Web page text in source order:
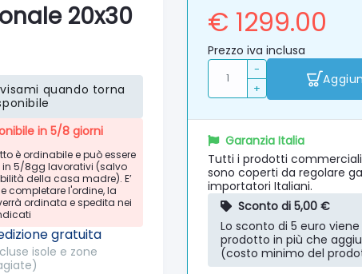
20x30
quando torna
in 5/8 giorni
è ordinabile e può essere
in 5/8gg lavorativi (salvo
della casa madre). E’
completare l'ordine, la
ordinata e spedita nei
gratuita
isole e zone
€ 1299.00
Prezzo iva inclusa
-
+
Garanzia Italia
Tutti i prodotti
sono coperti da regolare
importatori Italiani.
Sconto di 5,00 €
Lo sconto di 5 euro
prodotto in più che
(costo minimo del